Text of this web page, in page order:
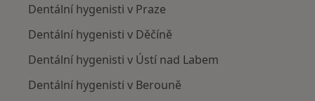
Dentální hygenisti v Praze
Dentální hygenisti v Děčíně
Dentální hygenisti v Ústí nad Labem
Dentální hygenisti v Berouně